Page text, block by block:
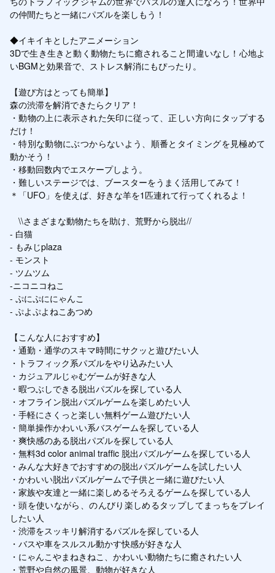
の仲間たちと一緒にパズルを楽しもう！
◆イキイキとしたアニメーション
3Dで生き生きと動く動物たちに癒されること間違いなし！心地よ
いBGMと効果音で、ストレス解消にもぴったり。
【遊び方はとっても簡単】
森の渋滞を解消できたらクリア！
・動物の上に表示された矢印に従って、正しい方向にタップする
だけ！
・特別な動物にぶつからないよう、順番とタイミングを見極めて
動かそう！
・移動回数内でエスケープしよう。
・難しいステージでは、ブースターをうまく活用してみて！
＊「UFO」を使えば、好きな羊を1匹連れて行ってくれるよ！
\\さまざまな動物たちを助け、荒野から脱出//
- 白猫
- もみじplaza
- モンスト
- ツムツム
-ニコニコねこ
- ぷにぷににゃんこ
- ぷよぷよねこあつめ
【こんな人におすすめ】
・通勤・通学のスキマ時間にサクッと遊びたい人
・トラフィック系パズルをやり込みたい人
・カジュアルじゃむゲームが好きな人
・暇つぶしできる脱出パズルを探している人
・オフライン脱出パズルゲームを楽しめたい人
・手軽にさくっと楽しい無料ゲーム遊びたい人
・簡単操作かわいい系バスゲームを探している人
・爽快感のある脱出パズルを探している人
・無料3d color animal traffic 脱出パズルゲームを探している人
・みんな大好きでおすすめの脱出パズルゲームを試したい人
・かわいい脱出パズルゲームで子供と一緒に遊びたい人
・家族や友達と一緒に楽しめるそろえるゲームを探している人
・頭を使いながら、のんびり楽しめるタップしてまっちをプレイ
したい人
・渋滞をスッキリ解消するパズルを探している人
・バスや車をスルスル動かす快感が好きな人
・にゃんこやまねきねこ、かわいい動物たちに癒されたい人
・荒野や自然の風景、動物が好きな人